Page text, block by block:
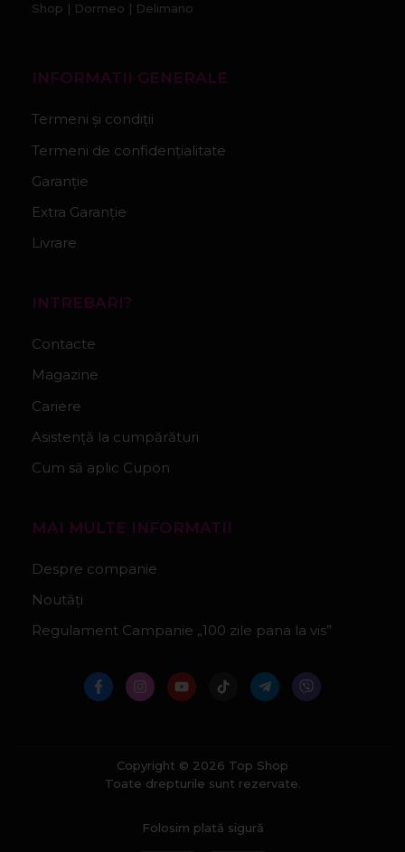
Shop | Dormeo | Delimano
INFORMATII GENERALE
Termeni și condiții
Termeni de confidențialitate
Garanție
Extra Garanție
Livrare
INTREBARI?
Contacte
Magazine
Cariere
Asistență la cumpărături
Cum să aplic Cupon
MAI MULTE INFORMATII
Despre companie
Noutăți
Regulament Campanie „100 zile pana la vis”
Copyright © 2026 Top Shop
Toate drepturile sunt rezervate.
Folosim plată sigură